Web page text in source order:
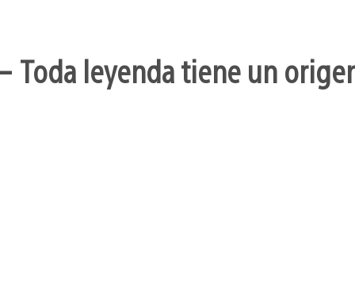
Toda leyenda tiene un